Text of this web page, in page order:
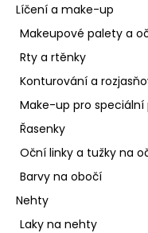
Líčení a make-up
Makeupové palety a
Rty a rtěnky
Konturování a
Make-up pro speciální
Řasenky
Oční linky a tužky na
Barvy na obočí
Nehty
Laky na nehty